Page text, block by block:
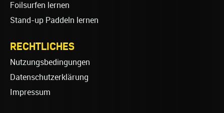
Foilsurfen lernen
Stand-up Paddeln lernen
RECHTLICHES
Nutzungsbedingungen
Datenschutzerklärung
Impressum